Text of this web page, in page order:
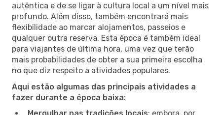
autêntica e de se ligar à cultura local a um nível mais
profundo. Além disso, também encontrará mais
flexibilidade ao marcar alojamentos, passeios e
qualquer outra reserva. Esta época é também ideal
para viajantes de última hora, uma vez que terão
mais probabilidades de obter a sua primeira escolha
no que diz respeito a atividades populares.
Aqui estão algumas das principais atividades a
fazer durante a época baixa: